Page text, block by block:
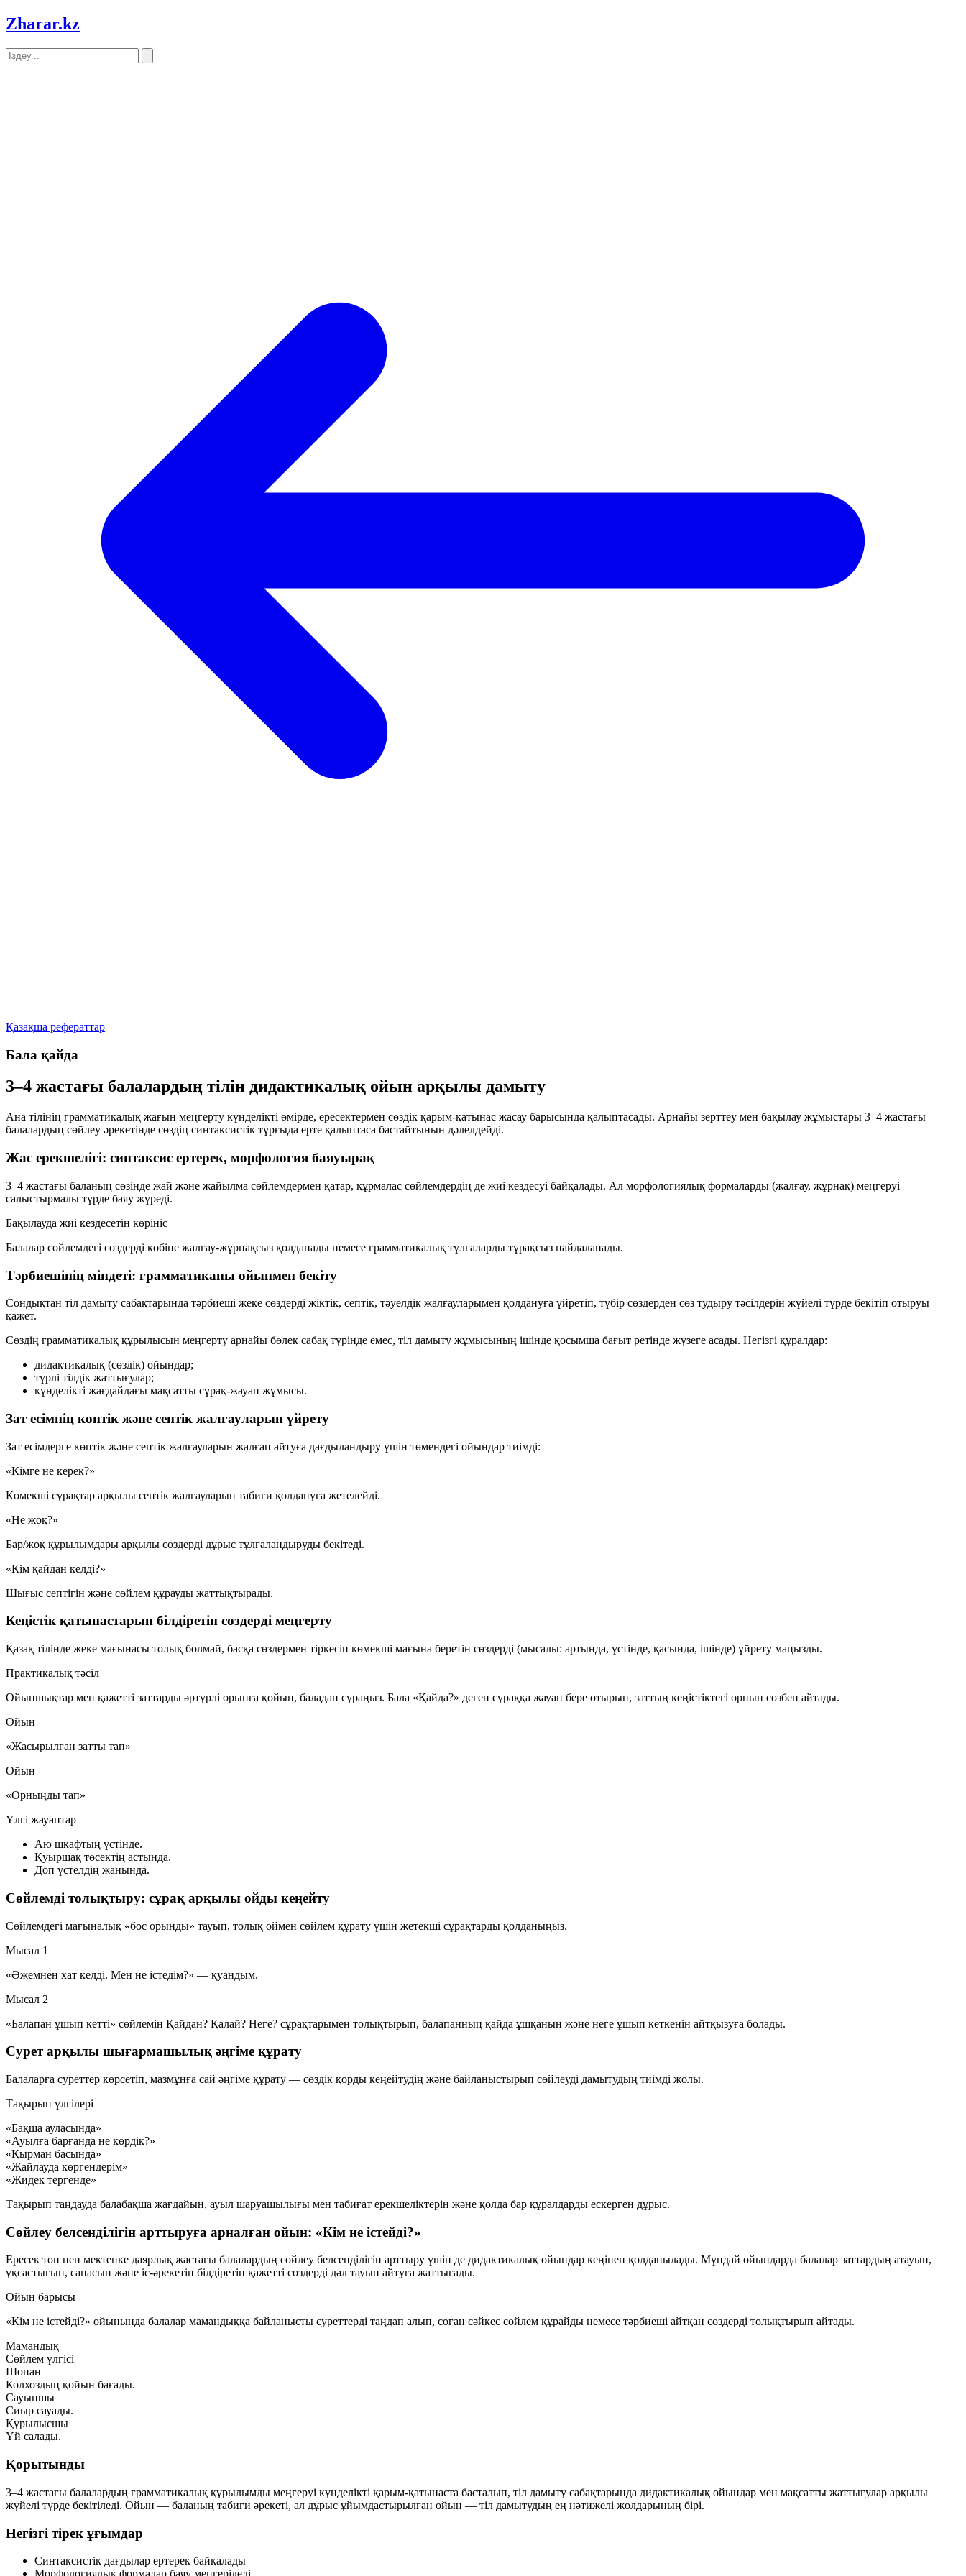
Zharar.kz
Қазақша рефераттар
Бала қайда
3–4 жастағы балалардың тілін дидактикалық ойын арқылы дамыту
Ана тілінің грамматикалық жағын меңгерту күнделікті өмірде, ересектермен сөздік қарым-қатынас жасау барысында қалыптасады. Арнайы зерттеу мен бақылау жұмыстары 3–4 жастағы
балалардың сөйлеу әрекетінде сөздің синтаксистік тұрғыда ерте қалыптаса бастайтынын дәлелдейді.
Жас ерекшелігі: синтаксис ертерек, морфология баяуырақ
3–4 жастағы баланың сөзінде жай және жайылма сөйлемдермен қатар, құрмалас сөйлемдердің де жиі кездесуі байқалады. Ал морфологиялық формаларды (жалғау, жұрнақ) меңгеруі
салыстырмалы түрде баяу жүреді.
Бақылауда жиі кездесетін көрініс
Балалар сөйлемдегі сөздерді көбіне жалғау-жұрнақсыз қолданады немесе грамматикалық тұлғаларды тұрақсыз пайдаланады.
Тәрбиешінің міндеті: грамматиканы ойынмен бекіту
Сондықтан тіл дамыту сабақтарында тәрбиеші жеке сөздерді жіктік, септік, тәуелдік жалғауларымен қолдануға үйретіп, түбір сөздерден сөз тудыру тәсілдерін жүйелі түрде бекітіп отыруы
қажет.
Сөздің грамматикалық құрылысын меңгерту арнайы бөлек сабақ түрінде емес, тіл дамыту жұмысының ішінде қосымша бағыт ретінде жүзеге асады. Негізгі құралдар:
дидактикалық (сөздік) ойындар;
түрлі тілдік жаттығулар;
күнделікті жағдайдағы мақсатты сұрақ-жауап жұмысы.
Зат есімнің көптік және септік жалғауларын үйрету
Зат есімдерге көптік және септік жалғауларын жалғап айтуға дағдыландыру үшін төмендегі ойындар тиімді:
«Кімге не керек?»
Көмекші сұрақтар арқылы септік жалғауларын табиғи қолдануға жетелейді.
«Не жоқ?»
Бар/жоқ құрылымдары арқылы сөздерді дұрыс тұлғаландыруды бекітеді.
«Кім қайдан келді?»
Шығыс септігін және сөйлем құрауды жаттықтырады.
Кеңістік қатынастарын білдіретін сөздерді меңгерту
Қазақ тілінде жеке мағынасы толық болмай, басқа сөздермен тіркесіп көмекші мағына беретін сөздерді (мысалы: артында, үстінде, қасында, ішінде) үйрету маңызды.
Практикалық тәсіл
Ойыншықтар мен қажетті заттарды әртүрлі орынға қойып, баладан сұраңыз. Бала «Қайда?» деген сұраққа жауап бере отырып, заттың кеңістіктегі орнын сөзбен айтады.
Ойын
«Жасырылған затты тап»
Ойын
«Орныңды тап»
Үлгі жауаптар
Аю шкафтың үстінде.
Қуыршақ төсектің астында.
Доп үстелдің жанында.
Сөйлемді толықтыру: сұрақ арқылы ойды кеңейту
Сөйлемдегі мағыналық «бос орынды» тауып, толық оймен сөйлем құрату үшін жетекші сұрақтарды қолданыңыз.
Мысал 1
«Әжемнен хат келді. Мен не істедім?» — қуандым.
Мысал 2
«Балапан ұшып кетті» сөйлемін Қайдан? Қалай? Неге? сұрақтарымен толықтырып, балапанның қайда ұшқанын және неге ұшып кеткенін айтқызуға болады.
Сурет арқылы шығармашылық әңгіме құрату
Балаларға суреттер көрсетіп, мазмұнға сай әңгіме құрату — сөздік қорды кеңейтудің және байланыстырып сөйлеуді дамытудың тиімді жолы.
Тақырып үлгілері
«Бақша ауласында»
«Ауылға барғанда не көрдік?»
«Қырман басында»
«Жайлауда көргендерім»
«Жидек тергенде»
Тақырып таңдауда балабақша жағдайын, ауыл шаруашылығы мен табиғат ерекшеліктерін және қолда бар құралдарды ескерген дұрыс.
Сөйлеу белсенділігін арттыруға арналған ойын: «Кім не істейді?»
Ересек топ пен мектепке даярлық жастағы балалардың сөйлеу белсенділігін арттыру үшін де дидактикалық ойындар кеңінен қолданылады. Мұндай ойындарда балалар заттардың атауын,
ұқсастығын, сапасын және іс-әрекетін білдіретін қажетті сөздерді дәл тауып айтуға жаттығады.
Ойын барысы
«Кім не істейді?» ойынында балалар мамандыққа байланысты суреттерді таңдап алып, соған сәйкес сөйлем құрайды немесе тәрбиеші айтқан сөздерді толықтырып айтады.
Мамандық
Сөйлем үлгісі
Шопан
Колхоздың қойын бағады.
Сауыншы
Сиыр сауады.
Құрылысшы
Үй салады.
Қорытынды
3–4 жастағы балалардың грамматикалық құрылымды меңгеруі күнделікті қарым-қатынаста басталып, тіл дамыту сабақтарында дидактикалық ойындар мен мақсатты жаттығулар арқылы
жүйелі түрде бекітіледі. Ойын — баланың табиғи әрекеті, ал дұрыс ұйымдастырылған ойын — тіл дамытудың ең нәтижелі жолдарының бірі.
Негізгі тірек ұғымдар
Синтаксистік дағдылар ертерек байқалады